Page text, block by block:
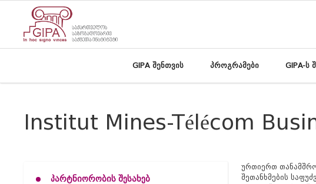
GIPA შენთვის პროგრამები GIPA-ს
Institut Mines-Télécom
პარტნიორობის შესახებ
ურთიერთ
შეთანხმების